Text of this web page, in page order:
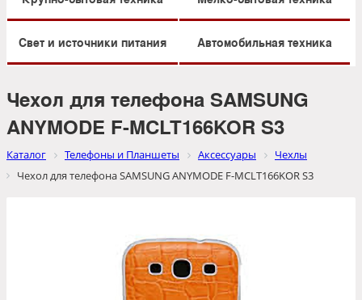
Свет и источники питания Автомобильная техника
Чехол для телефона SAMSUNG
ANYMODE F-MCLT166KOR S3
Каталог Телефоны и Планшеты Аксессуары
Чехлы
Чехол для телефона SAMSUNG ANYMODE F-MCLT166KOR S3